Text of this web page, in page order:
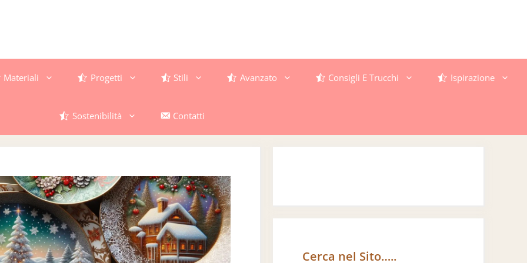
Materiali Progetti Stili Avanzato Consigli E Trucchi Ispirazione
Sostenibilità Contatti
Cerca nel Sito…..